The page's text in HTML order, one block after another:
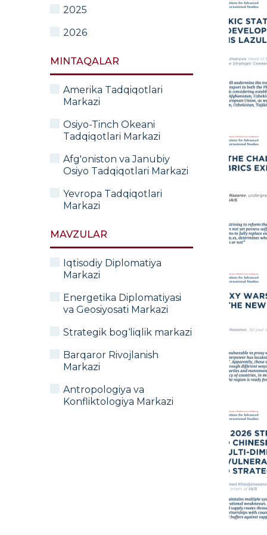
2025
2026
MINTAQALAR
Amerika Tadqiqotlari
Markazi
Osiyo-Tinch Okeani
Tadqiqotlari Markazi
Afg'oniston va Janubiy
Osiyo Tadqiqotlari Markazi
Yevropa Tadqiqotlari
Markazi
MAVZULAR
Iqtisodiy Diplomatiya
Markazi
Energetika Diplomatiyasi
va Geosiyosati Markazi
Strategik bog‘liqlik markazi
Barqaror Rivojlanish
Markazi
Antropologiya va
Konfliktologiya Markazi